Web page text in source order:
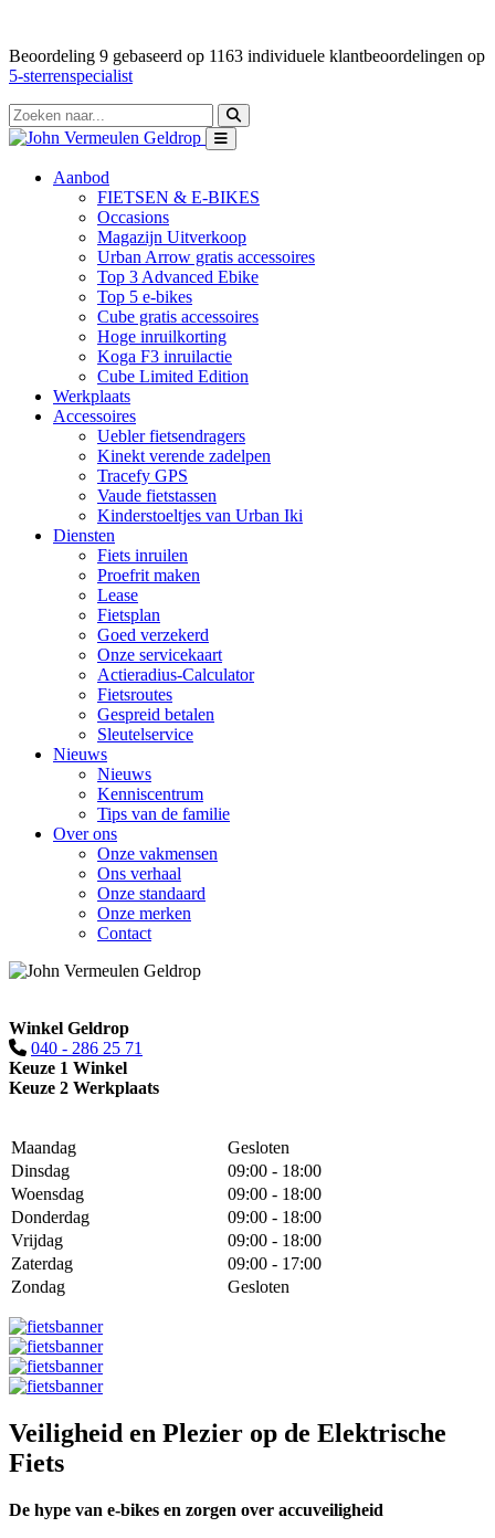
Beoordeling 9 gebaseerd op 1163 individuele klantbeoordelingen op
5-sterrenspecialist
Aanbod
FIETSEN & E-BIKES
Occasions
Magazijn Uitverkoop
Urban Arrow gratis accessoires
Top 3 Advanced Ebike
Top 5 e-bikes
Cube gratis accessoires
Hoge inruilkorting
Koga F3 inruilactie
Cube Limited Edition
Werkplaats
Accessoires
Uebler fietsendragers
Kinekt verende zadelpen
Tracefy GPS
Vaude fietstassen
Kinderstoeltjes van Urban Iki
Diensten
Fiets inruilen
Proefrit maken
Lease
Fietsplan
Goed verzekerd
Onze servicekaart
Actieradius-Calculator
Fietsroutes
Gespreid betalen
Sleutelservice
Nieuws
Nieuws
Kenniscentrum
Tips van de familie
Over ons
Onze vakmensen
Ons verhaal
Onze standaard
Onze merken
Contact
Winkel Geldrop
040 - 286 25 71
Keuze 1 Winkel
Keuze 2 Werkplaats
Maandag
Gesloten
Dinsdag
09:00 - 18:00
Woensdag
09:00 - 18:00
Donderdag
09:00 - 18:00
Vrijdag
09:00 - 18:00
Zaterdag
09:00 - 17:00
Zondag
Gesloten
Veiligheid en Plezier op de Elektrische
Fiets
De hype van e-bikes en zorgen over accuveiligheid